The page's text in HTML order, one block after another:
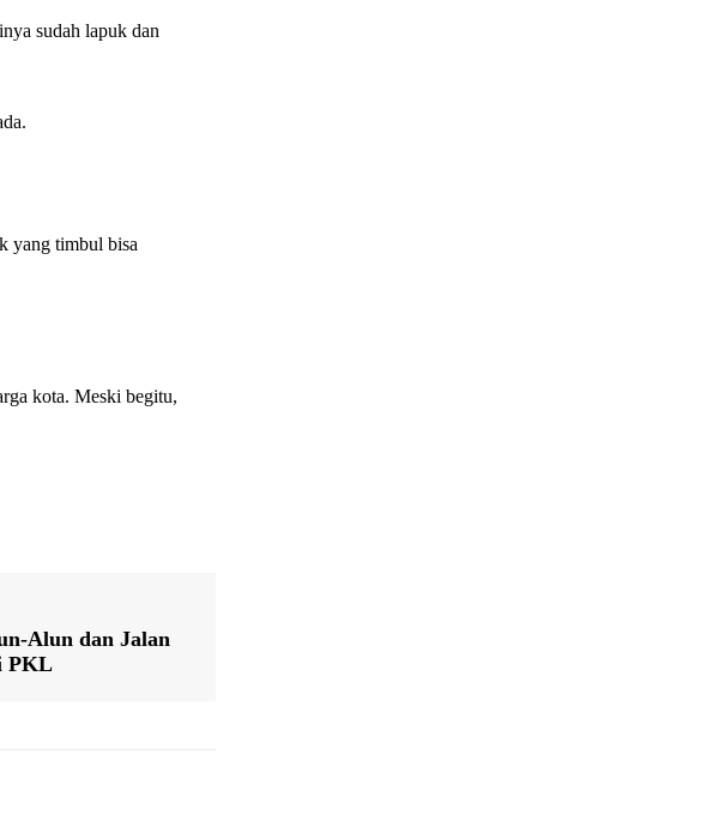
sudah lapuk dan
yang timbul bisa
kota. Meski begitu,
Alun dan Jalan
PKL